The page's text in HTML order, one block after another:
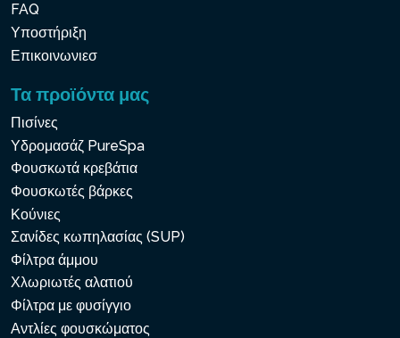
FAQ
Υποστήριξη
Επικοινωνιεσ
Τα προϊόντα μας
Πισίνες
Υδρομασάζ PureSpa
Φουσκωτά κρεβάτια
Φουσκωτές βάρκες
Κούνιες
Σανίδες κωπηλασίας (SUP)
Φίλτρα άμμου
Χλωριωτές αλατιού
Φίλτρα με φυσίγγιο
Αντλίες φουσκώματος